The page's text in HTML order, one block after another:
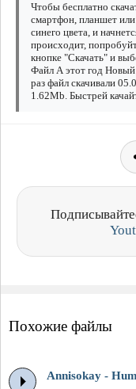
Чтобы бесплатно
смартфон, планшет
синего цвета, и
происходит,
кнопке "Скачать" и
Файл А этот год
раз файл скачивали
1.62Mb. Быстрей
Похожие файлы
Annisokay -